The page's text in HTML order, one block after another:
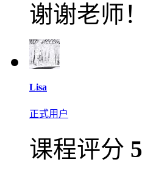
谢谢老师！
Lisa
正式用户
课程评分 5